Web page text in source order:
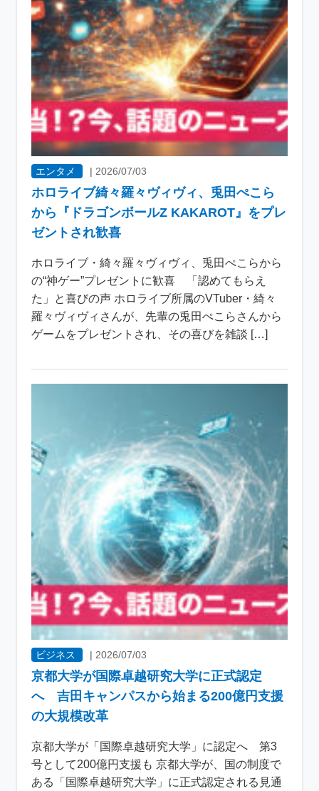
エンタメ | 2026/07/03
ホロライブ綺々羅々ヴィヴィ、兎田ぺこら
から『ドラゴンボールZ KAKAROT』をプレ
ゼントされ歓喜
ホロライブ・綺々羅々ヴィヴィ、兎田ぺこらから
の“神ゲー”プレゼントに歓喜 「認めてもらえ
た」と喜びの声 ホロライブ所属のVTuber・綺々
羅々ヴィヴィさんが、先輩の兎田ぺこらさんから
ゲームをプレゼントされ、その喜びを雑談 […]
ビジネス | 2026/07/03
京都大学が国際卓越研究大学に正式認定
へ 吉田キャンパスから始まる200億円支援
の大規模改革
京都大学が「国際卓越研究大学」に認定へ 第3
号として200億円支援も 京都大学が、国の制度で
ある「国際卓越研究大学」に正式認定される見通